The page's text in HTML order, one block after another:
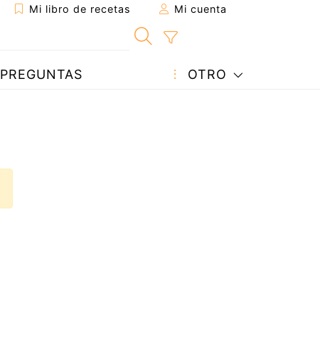
Mi libro de recetas Mi cuenta
PREGUNTAS OTRO